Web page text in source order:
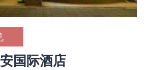
国际酒店